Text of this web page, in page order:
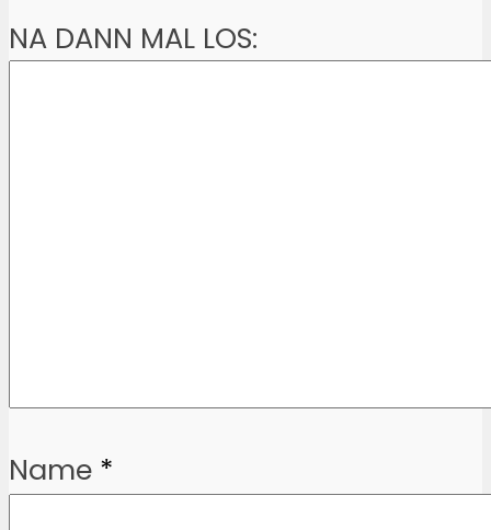
NA DANN MAL LOS:
Name *